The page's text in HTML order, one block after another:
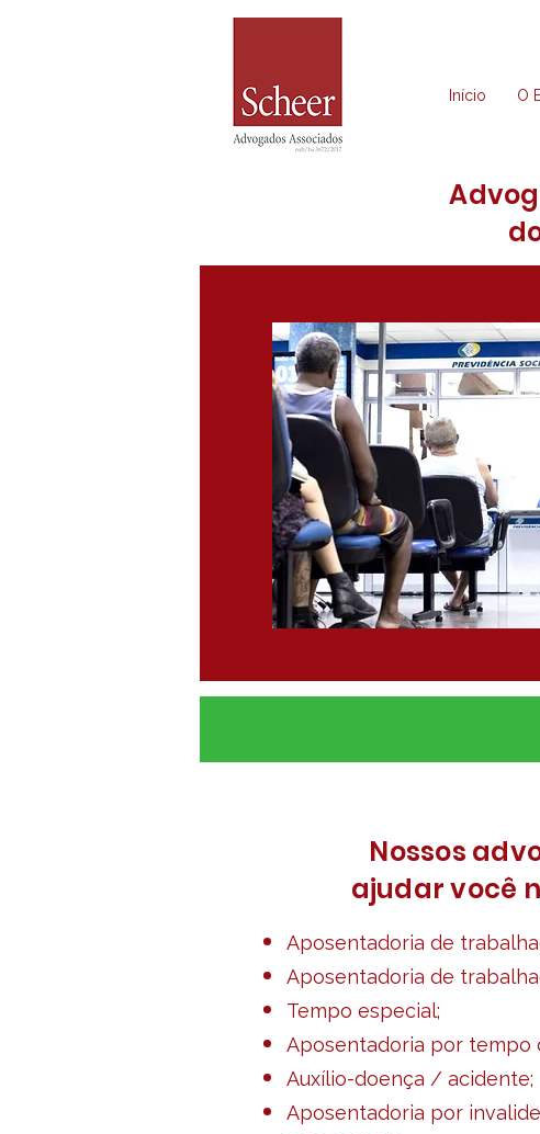
Início O
Aposentadoria de
Aposentadoria de
Tempo especial;
Aposentadoria por tempo
Auxílio-doença / acidente;
Aposentadoria por
Nossos
ajudar você